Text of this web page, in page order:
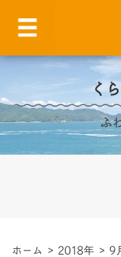
く
ふ
ホーム > 2018年 > 9